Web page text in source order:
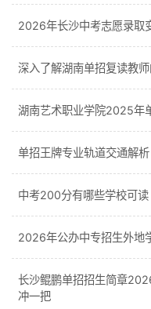
2026年长沙中考志愿录取
深入了解湖南单招复读教
湖南艺术职业学院2025年
单招王牌专业轨道交通解析
中考200分有哪些学校可读
2026年公办中专招生外地
长沙鲲鹏单招招生简章
冲一把